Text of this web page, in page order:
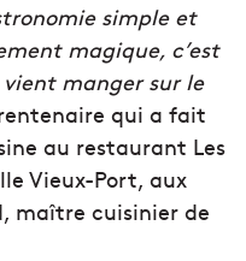
simple et
magique, c’est
manger sur le
qui a fait
au restaurant Les
Vieux-Port, aux
maître cuisinier de